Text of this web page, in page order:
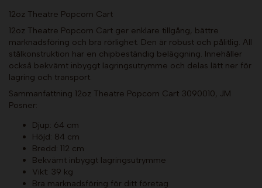
12oz Theatre Popcorn Cart
12oz Theatre Popcorn Cart ger enklare tillgång, bättre
marknadsföring och bra rörlighet. Den är robust och pålitlig. All
stålkonstruktion har en chipbeständig beläggning. Innehåller
också bekvämt inbyggt lagringsutrymme och delas lätt ner för
lagring och transport.
Sammanfattning 12oz Theatre Popcorn Cart 3090010, JM
Posner:
Djup: 64 cm
Höjd: 84 cm
Bredd: 112 cm
Bekvämt inbyggt lagringsutrymme
Vikt: 39 kg
Bra marknadsföring för ditt företag